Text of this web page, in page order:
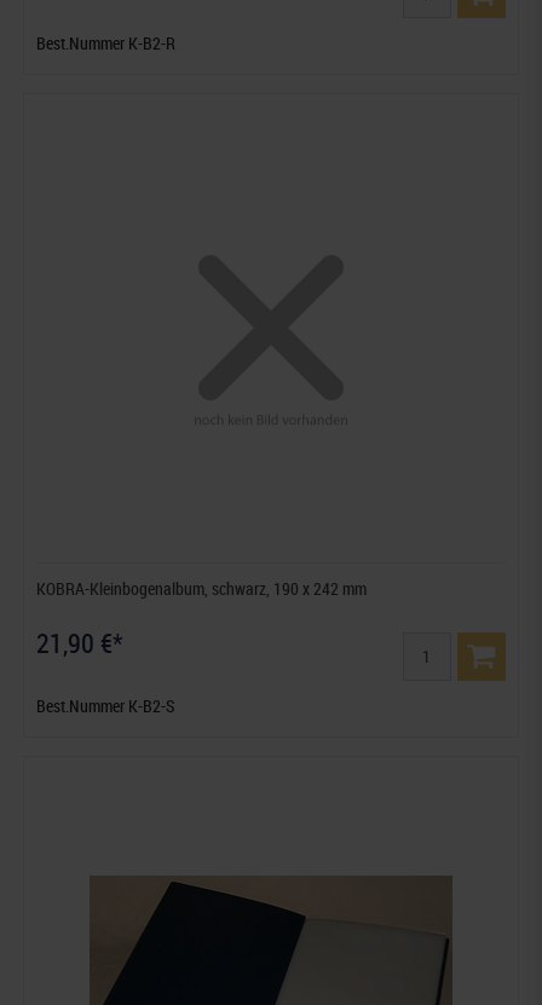
Best.Nummer K-B2-R
KOBRA-Kleinbogenalbum, schwarz, 190 x 242 mm
21,90 €*
Best.Nummer K-B2-S